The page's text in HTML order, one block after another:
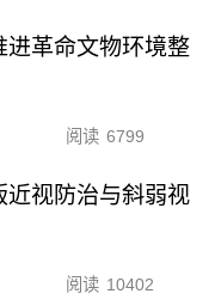
进革命文物环境整
阅读 6799
近视防治与斜弱视
阅读 10402